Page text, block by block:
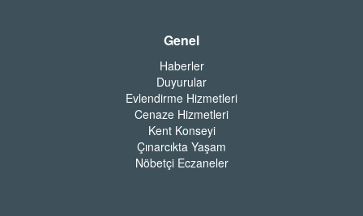
Genel
Haberler
Duyurular
Evlendirme Hizmetleri
Cenaze Hizmetleri
Kent Konseyi
Çınarcıkta Yaşam
Nöbetçi Eczaneler